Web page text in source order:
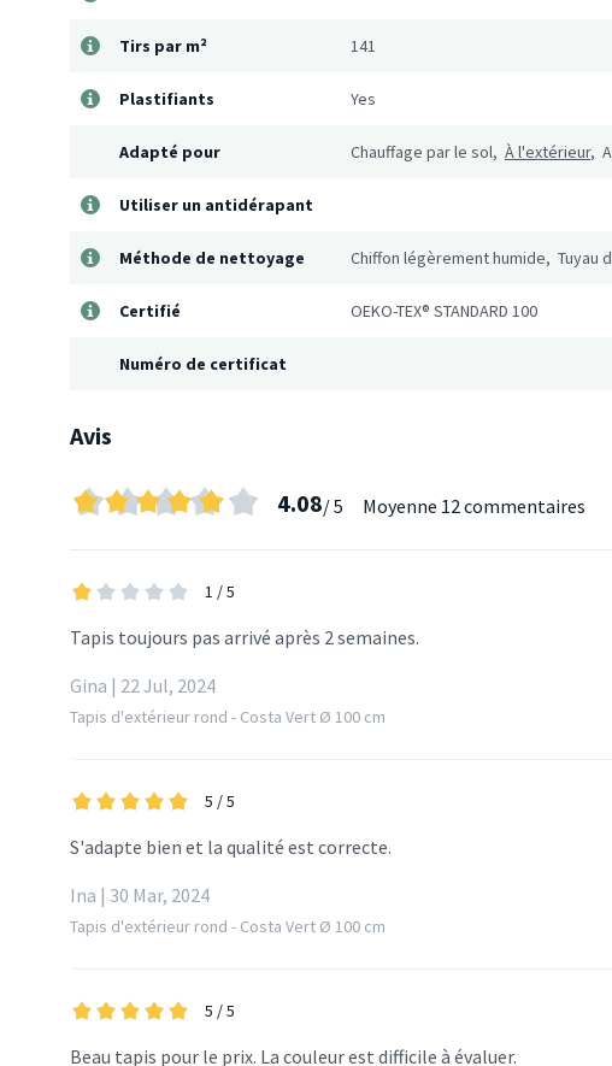
Tirs par m² 141
Plastifiants Yes
Adapté pour Chauffage par le sol, À l'extérieur,
Utiliser un antidérapant
Méthode de nettoyage Chiffon légèrement humide, Tuyau
Certifié OEKO-TEX® STANDARD 100
Numéro de certificat
Avis
4.08/ 5 Moyenne 12 commentaires
1 / 5
Tapis toujours pas arrivé après 2 semaines.
Gina | 22 Jul, 2024
Tapis d'extérieur rond - Costa Vert Ø 100 cm
5 / 5
S'adapte bien et la qualité est correcte.
Ina | 30 Mar, 2024
Tapis d'extérieur rond - Costa Vert Ø 100 cm
5 / 5
Beau tapis pour le prix. La couleur est difficile à évaluer.